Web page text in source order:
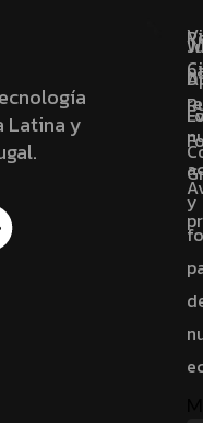
Latina y
y